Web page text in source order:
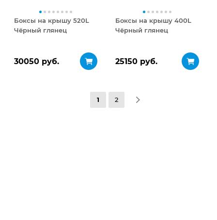
Боксы на крышу 520L
Чёрный глянец
30050 руб.
Боксы на крышу 400L
Чёрный глянец
25150 руб.
1 2